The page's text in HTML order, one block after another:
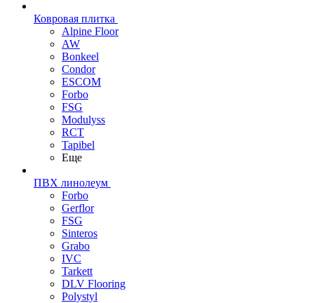
Ковровая плитка
Alpine Floor
AW
Bonkeel
Condor
ESCOM
Forbo
FSG
Modulyss
RCT
Tapibel
Еще
ПВХ линолеум
Forbo
Gerflor
FSG
Sinteros
Grabo
IVC
Tarkett
DLV Flooring
Polystyl